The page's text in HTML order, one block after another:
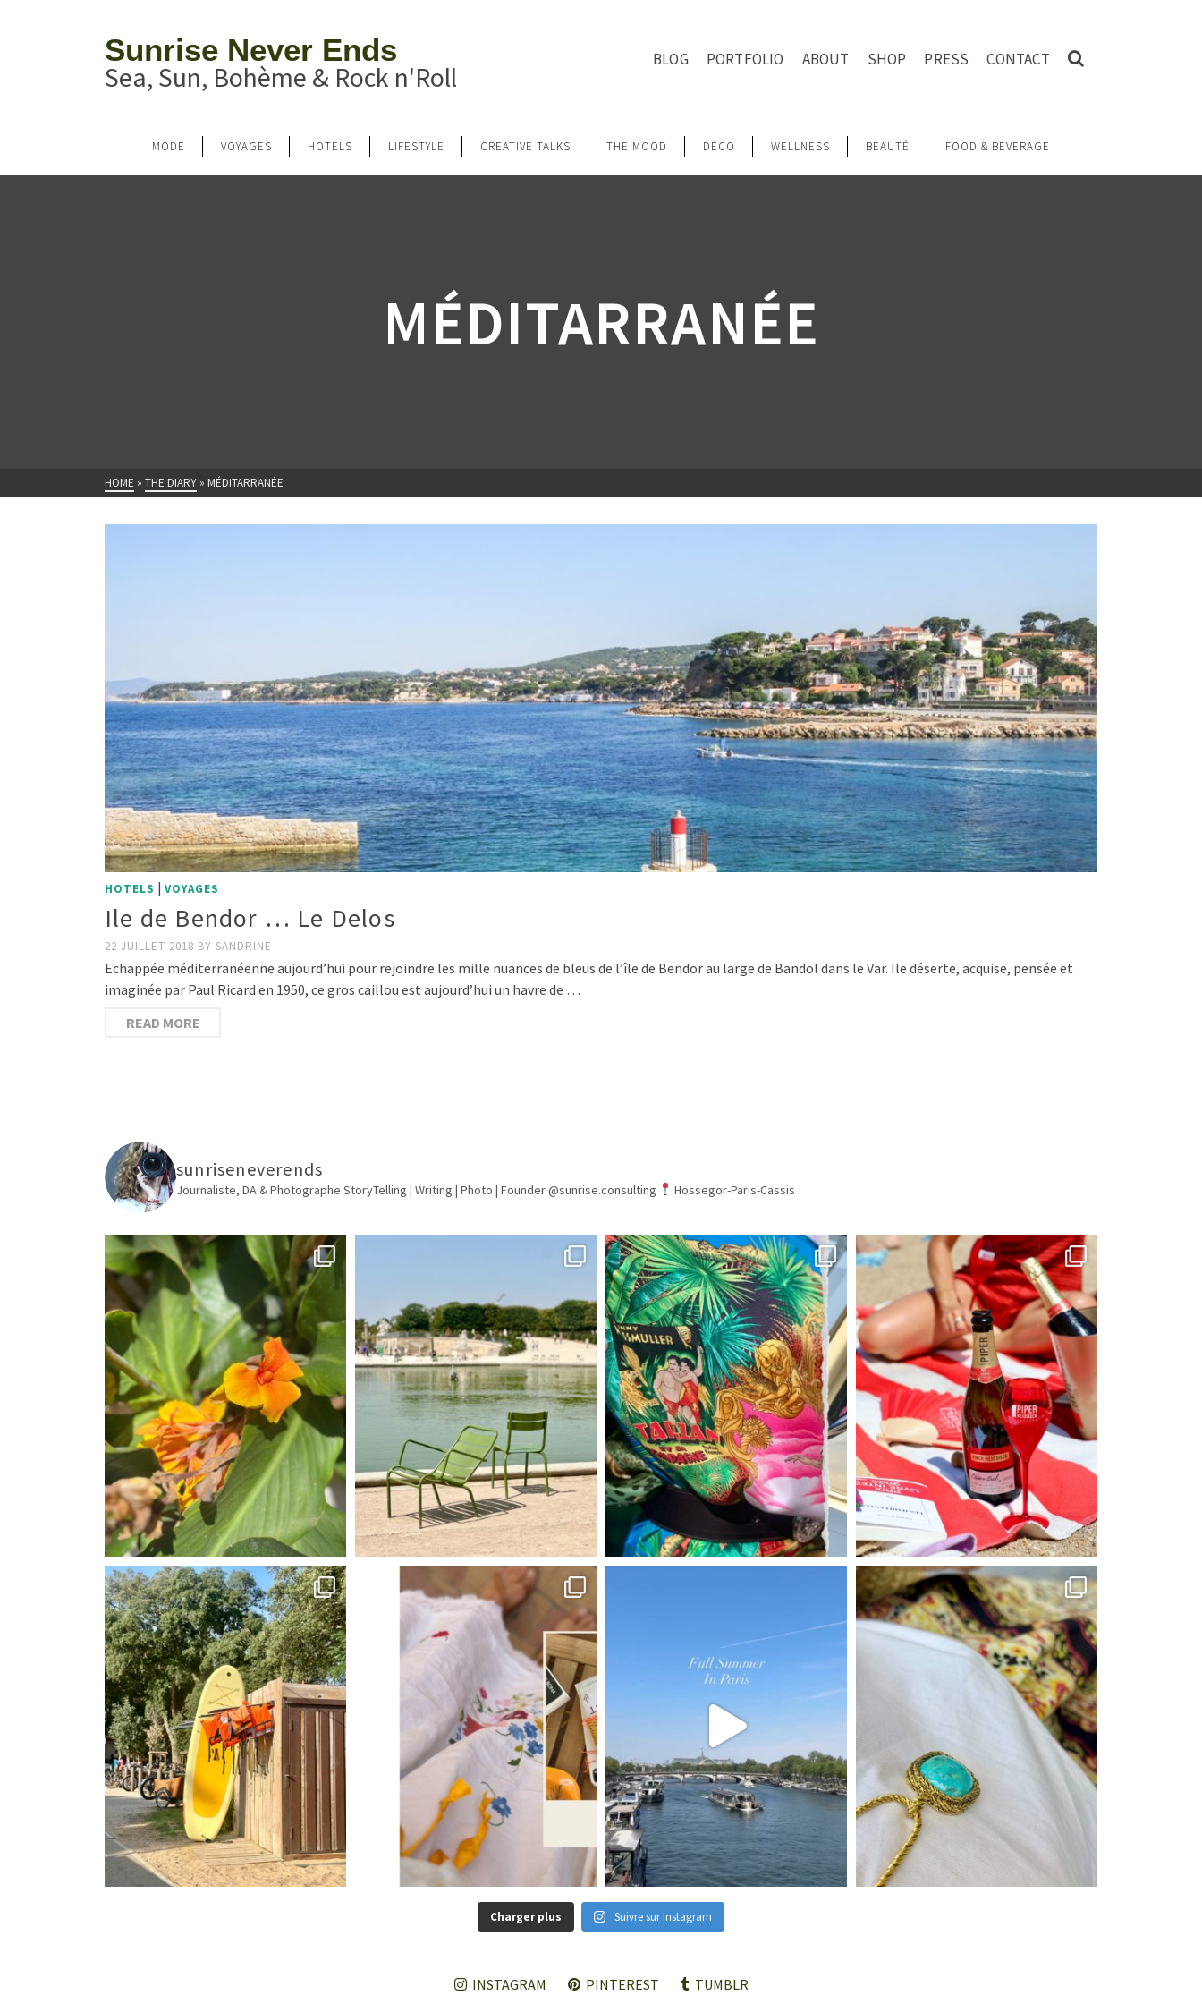
Sunrise Never Ends
Sea, Sun, Bohème & Rock n'Roll
BLOG PORTFOLIO ABOUT SHOP PRESS CONTACT
MODE VOYAGES HOTELS LIFESTYLE CREATIVE TALKS THE MOOD DÉCO WELLNESS BEAUTÉ FOOD & BEVERAGE
MÉDITARRANÉE
HOME » THE DIARY » MÉDITARRANÉE
HOTELS | VOYAGES
Ile de Bendor … Le Delos
22 JUILLET 2018 BY SANDRINE
Echappée méditerranéenne aujourd’hui pour rejoindre les mille nuances de bleus de l’île de Bendor au large de Bandol dans le Var. Ile déserte, acquise, pensée et
imaginée par Paul Ricard en 1950, ce gros caillou est aujourd’hui un havre de …
READ MORE
sunriseneverends
Journaliste, DA & Photographe StoryTelling | Writing | Photo | Founder @sunrise.consulting Hossegor-Paris-Cassis
Charger plus Suivre sur Instagram
INSTAGRAM PINTEREST TUMBLR